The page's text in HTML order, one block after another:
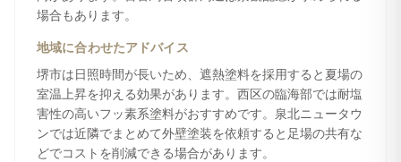
場合もあります。
地域に合わせたアドバイス
堺市は日照時間が長いため、遮熱塗料を採用すると夏場の
室温上昇を抑える効果があります。西区の臨海部では耐塩
害性の高いフッ素系塗料がおすすめです。泉北ニュータウ
ンでは近隣でまとめて外壁塗装を依頼すると足場の共有な
どでコストを削減できる場合があります。